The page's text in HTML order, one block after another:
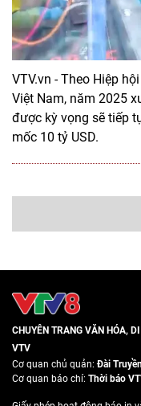
VTV.vn - Theo Hiệp
Việt Nam, năm 2025
được kỳ vọng sẽ tiếp
mốc 10 tỷ USD.
CHUYÊN TRANG VĂN HÓA,
VTV
Cơ quan chủ quản:Đài
Cơ quan báo chí: Thời báo